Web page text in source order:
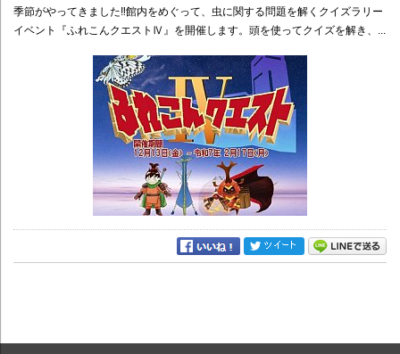
季節がやってきました‼館内をめぐって、虫に関する問題を解くクイズラリー
イベント『ふれこんクエストⅣ』を開催します。頭を使ってクイズを解き、...